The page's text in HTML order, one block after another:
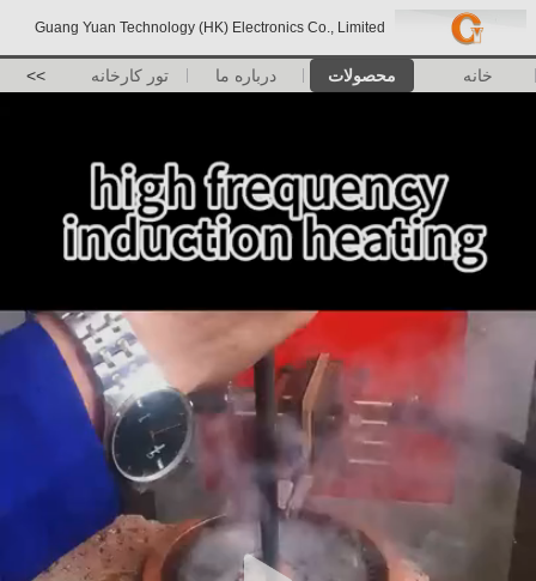
Guang Yuan Technology (HK) Electronics Co., Limited
خانه محصولات درباره ما تور کارخانه >>